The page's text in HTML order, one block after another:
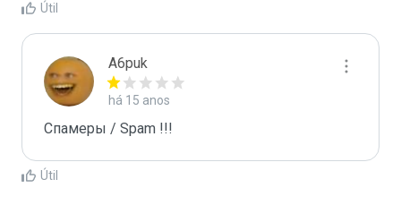
Útil
A6puk
há 15 anos
Спамеры / Spam !!!
Útil